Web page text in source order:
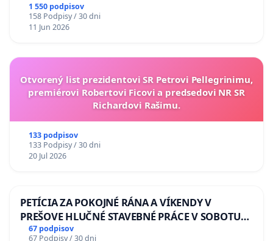
1 550 podpisov
158 Podpisy / 30 dni
11 Jun 2026
Otvorený list prezidentovi SR Petrovi Pellegrinimu,
premiérovi Robertovi Ficovi a predsedovi NR SR
Richardovi Rašimu.
133 podpisov
133 Podpisy / 30 dni
20 Jul 2026
PETÍCIA ZA POKOJNÉ RÁNA A VÍKENDY V
PREŠOVE HLUČNÉ STAVEBNÉ PRÁCE V SOBOTU
LEN OD 9.00 DO 13.00 HOD., CEZ PRACOVNÝ
67 podpisov
67 Podpisy / 30 dni